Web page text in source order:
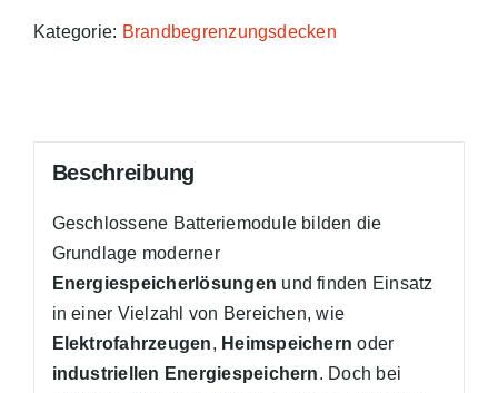
Kategorie: Brandbegrenzungsdecken
Beschreibung
Geschlossene Batteriemodule bilden die
Grundlage moderner
Energiespeicherlösungen und finden Einsatz
in einer Vielzahl von Bereichen, wie
Elektrofahrzeugen, Heimspeichern oder
industriellen Energiespeichern. Doch bei